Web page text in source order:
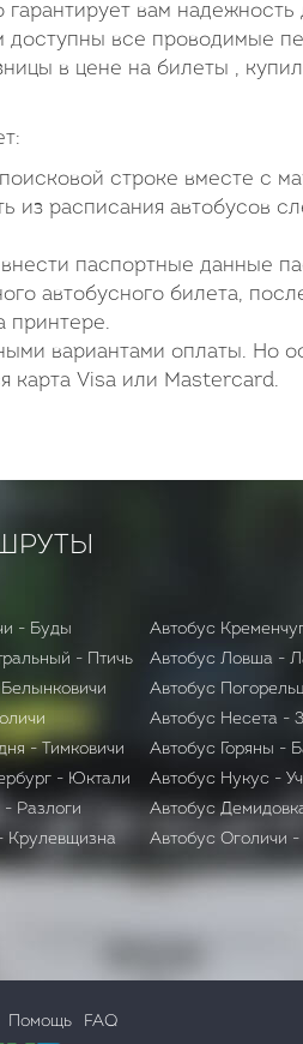
вам надежность
доступны все проводимые
в цене на билеты ,
строке вместе с
из расписания автобусов
паспортные данные
автобусного билета,
принтере.
вариантами оплаты. Но
карта Visa или Mastercard.
- Буды
- Птичь
- Тимковичи
- Юктали
Разлоги
Крулевщизна
Автобус
Автобус Ловша -
Автобус
Автобус Несета -
Автобус Горяны -
Автобус Нукус -
Автобус
Автобус Оголичи
Помощь
FAQ